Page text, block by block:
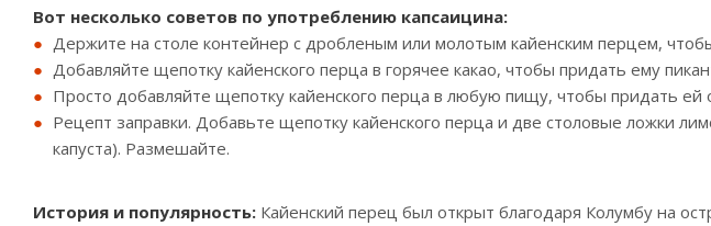
Вот несколько советов по употреблению капсаицина:
Держите на столе контейнер с дробленым или молотым кайенским перцем,
Добавляйте щепотку кайенского перца в горячее какао, чтобы придать ему
Просто добавляйте щепотку кайенского перца в любую пищу, чтобы придать ей
Рецепт заправки. Добавьте щепотку кайенского перца и две столовые ложки
капуста). Размешайте.
История и популярность: Кайенский перец был открыт благодаря Колумбу на